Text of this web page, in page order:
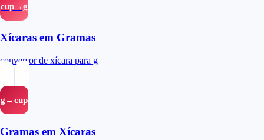
cup→g
Xícaras em Gramas
conversor de xícara para g
g→cup
Gramas em Xícaras